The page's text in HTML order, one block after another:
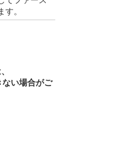
。
い場合がご